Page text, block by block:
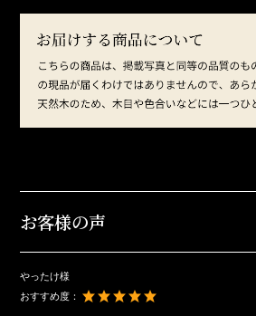
お客様の声
やったけ様
おすすめ度：